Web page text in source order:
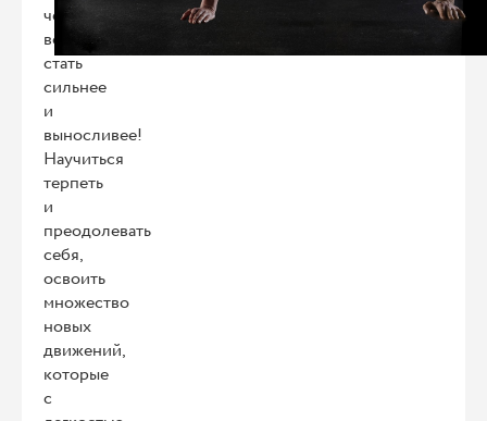
человеку
возможность
стать
сильнее
и
выносливее!
Научиться
терпеть
и
преодолевать
себя,
освоить
множество
новых
движений,
которые
с